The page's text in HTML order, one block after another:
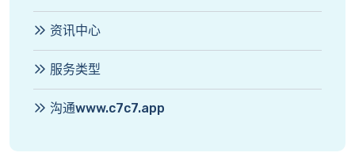
资讯中心
服务类型
沟通www.c7c7.app